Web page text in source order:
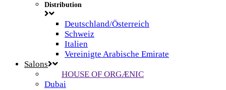
Distribution
Deutschland/Österreich
Schweiz
Italien
Vereinigte Arabische Emirate
Salons
HOUSE OF ORGÆNIC
Dubai